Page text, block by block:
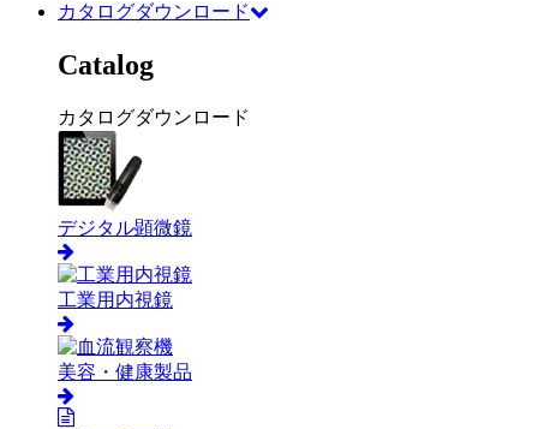
カタログダウンロード
Catalog
カタログダウンロード
デジタル顕微鏡
工業用内視鏡
美容・健康製品